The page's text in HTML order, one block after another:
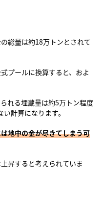
総量は約18万トンとされて
プールに換算すると、およ
れる埋蔵量は約5万トン程度
計算になります。
地中の金が尽きてしまう可
昇すると考えられていま